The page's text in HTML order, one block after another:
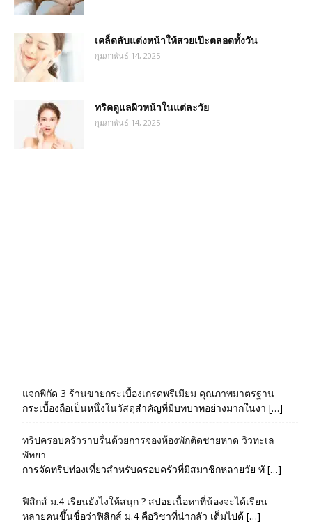
เคล็ดลับแต่งหน้าให้สวยเป๊ะตลอดทั้งวัน
กุมภาพันธ์ 14, 2025
ทริคดูแลผิวหน้าในแต่ละวัย
กุมภาพันธ์ 14, 2025
แจกพิกัด 3 ร้านขายกระเบื้องเกรดพรีเมียม คุณภาพมาตรฐาน
กระเบื้องถือเป็นหนึ่งในวัสดุสำคัญที่มีบทบาทอย่างมากในงา […]
ทริปครอบครัวราบรื่นด้วยการจองห้องพักติดชายหาด วิวทะเล
พัทยา
การจัดทริปท่องเที่ยวสำหรับครอบครัวที่มีสมาชิกหลายวัย ทั […]
ฟิสิกส์ ม.4 เรียนยังไงให้สนุก ? สปอยเนื้อหาที่น้องจะได้เรียน
หลายคนขึ้นชื่อว่าฟิสิกส์ ม.4 คือวิชาที่น่ากลัว เต็มไปด้ […]